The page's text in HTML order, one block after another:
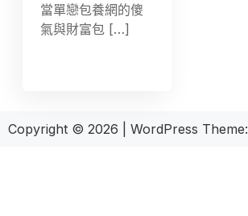
當單戀包養網的傻
氣與財富包 […]
Copyright © 2026 WordPress Theme: